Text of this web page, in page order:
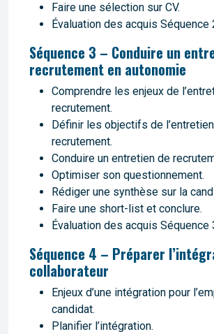
Faire une sélection sur CV.
Évaluation des acquis Séquence
Séquence 3 – Conduire un
recrutement en autonomie
Comprendre les enjeux de
recrutement.
Définir les objectifs de
recrutement.
Conduire un entretien de
Optimiser son questionnement.
Rédiger une synthèse sur la
Faire une short-list et conclure.
Évaluation des acquis Séquence
Séquence 4 – Préparer
collaborateur
Enjeux d’une intégration pour
candidat.
Planifier l’intégration.